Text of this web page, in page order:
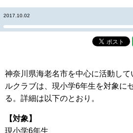
2017.10.02
神奈川県海老名市を中心に活動し
ルクラブは、現小学6年生を対象に
る。詳細は以下のとおり。
【対象】
現小学6年生